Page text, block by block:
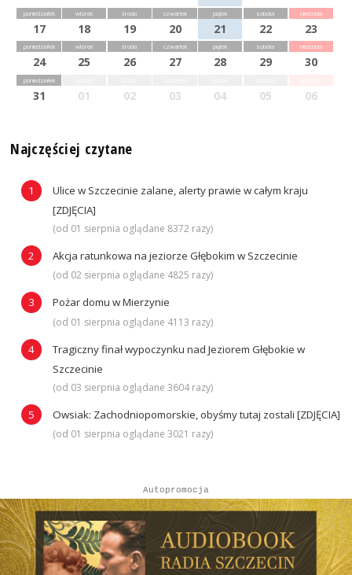
poniedziałek
17
wtorek
18
środa
19
czwartek
20
piątek
21
sobota
22
niedziela
23
poniedziałek
24
wtorek
25
środa
26
czwartek
27
piątek
28
sobota
29
niedziela
30
poniedziałek
31 01 02 03 04 05 06
Najczęściej czytane
Ulice w Szczecinie zalane, alerty prawie w całym kraju
[ZDJĘCIA]
(od 01 sierpnia oglądane 8372 razy)
Akcja ratunkowa na jeziorze Głębokim w Szczecinie
(od 02 sierpnia oglądane 4825 razy)
Pożar domu w Mierzynie
(od 01 sierpnia oglądane 4113 razy)
Tragiczny finał wypoczynku nad Jeziorem Głębokie w
Szczecinie
(od 03 sierpnia oglądane 3604 razy)
Owsiak: Zachodniopomorskie, obyśmy tutaj zostali [ZDJĘCIA]
(od 01 sierpnia oglądane 3021 razy)
Autopromocja